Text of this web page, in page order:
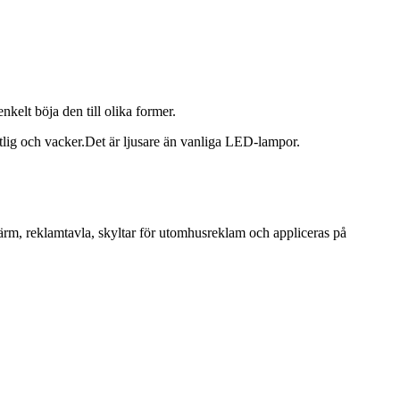
böja den till olika former.
och vacker.Det är ljusare än vanliga LED-lampor.
reklamtavla, skyltar för utomhusreklam och appliceras på